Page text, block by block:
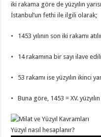
iki rakama göre de yüzyılın
İstanbul’un fethi ile ilgili olarak;
• 1453 yılının son iki rakamı
• 14 rakamına bir sayı ilave
• 53 rakamı ise yüzyılın ikinci
• Buna göre, 1453 = XV.
Yüzyıl nasıl hesaplanır?